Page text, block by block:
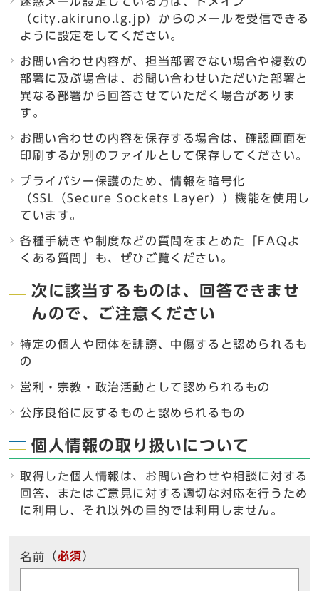
（city.akiruno.lg.jp）からのメールを受信できる
ように設定をしてください。
お問い合わせ内容が、担当部署でない場合や複数の
部署に及ぶ場合は、お問い合わせいただいた部署と
異なる部署から回答させていただく場合がありま
す。
お問い合わせの内容を保存する場合は、確認画面を
印刷するか別のファイルとして保存してください。
プライバシー保護のため、情報を暗号化
（SSL（Secure Sockets Layer））機能を使用し
ています。
各種手続きや制度などの質問をまとめた「FAQよ
くある質問」も、ぜひご覧ください。
次に該当するものは、回答できませ
んので、ご注意ください
特定の個人や団体を誹謗、中傷すると認められるも
の
営利・宗教・政治活動として認められるもの
公序良俗に反するものと認められるもの
個人情報の取り扱いについて
取得した個人情報は、お問い合わせや相談に対する
回答、またはご意見に対する適切な対応を行うため
に利用し、それ以外の目的では利用しません。
名前 （必須）